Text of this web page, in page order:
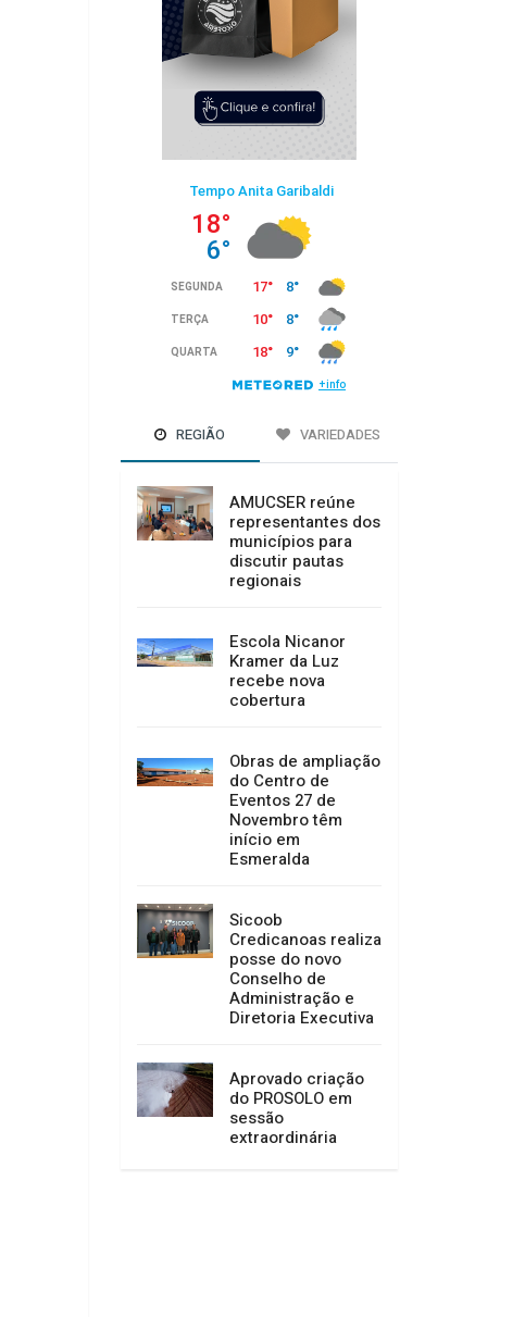
REGIÃO VARIEDADES
AMUCSER reúne
representantes dos
municípios para
discutir pautas
regionais
Escola Nicanor
Kramer da Luz
recebe nova
cobertura
Obras de ampliação
do Centro de
Eventos 27 de
Novembro têm
início em
Esmeralda
Sicoob
Credicanoas realiza
posse do novo
Conselho de
Administração e
Diretoria Executiva
Aprovado criação
do PROSOLO em
sessão
extraordinária